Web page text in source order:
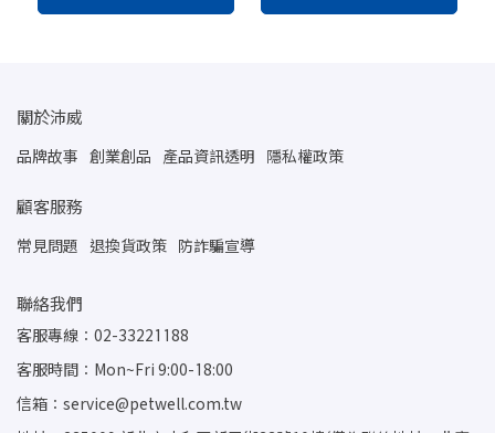
關於沛威
品牌故事 創業創品 產品資訊透明 隱私權政策
顧客服務
常見問題 退換貨政策 防詐騙宣導
聯絡我們
客服專線：02-33221188
客服時間：Mon~Fri 9:00-18:00
信箱：service@petwell.com.tw